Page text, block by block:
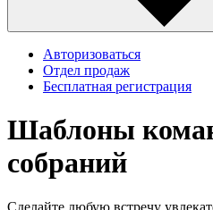
Авторизоваться
Отдел продаж
Бесплатная регистрация
Шаблоны
собраний
Сделайте любую встречу